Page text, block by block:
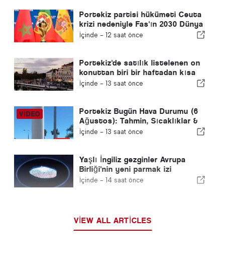
Portekiz partisi hükümeti Ceuta
krizi nedeniyle Fas'ın 2030 Dünya
Kupası ev sahipliğini yeniden
İçinde - 12 saat önce
Portekiz'de satılık listelenen on
konuttan biri bir haftadan kısa
bir sürede satılıyor
İçinde - 13 saat önce
Portekiz Bugün Hava Durumu (6
Ağustos): Tahmin, Sıcaklıklar &
Ne Beklenmeli
İçinde - 13 saat önce
Yaşlı İngiliz gezginler Avrupa
Birliği'nin yeni parmak izi
kontrolleri ile mücadele ediyor
İçinde - 14 saat önce
VIEW ALL ARTICLES